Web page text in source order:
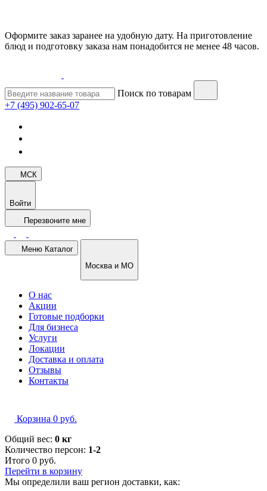
Оформите заказ заранее на удобную дату. На приготовление
блюд и подготовку заказа нам понадобится не менее 48 часов.
Поиск по товарам
+7 (495) 902-65-07
МСК
Войти
Перезвоните мне
Меню Каталог
Москва и МО
О нас
Акции
Готовые подборки
Для бизнеса
Услуги
Локации
Доставка и оплата
Отзывы
Контакты
Корзина 0 руб.
Общий вес: 0 кг
Количество персон: 1-2
Итого 0 руб.
Перейти в корзину
Мы определили ваш регион доставки, как: